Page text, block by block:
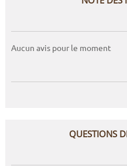
Aucun avis pour le moment
QUESTIONS